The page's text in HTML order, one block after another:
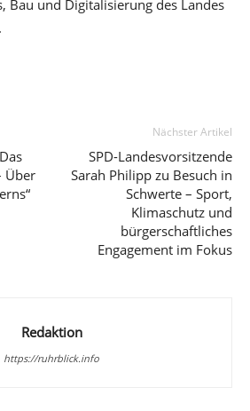
Bau und Digitalisierung des Landes
Über
Nächster Artikel
SPD-Landesvorsitzende
Sarah Philipp zu Besuch in
Schwerte – Sport,
Klimaschutz und
bürgerschaftliches
Engagement im Fokus
Redaktion
https://ruhrblick.info